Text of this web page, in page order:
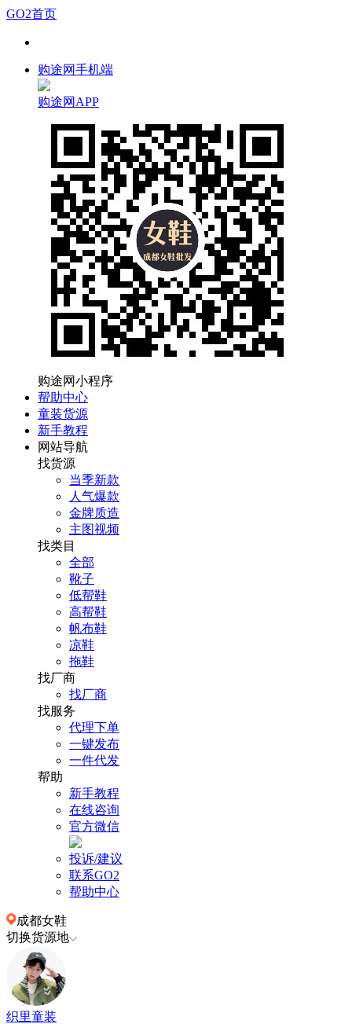
GO2首页
购途网手机端
购途网APP
购途网小程序
帮助中心
童装货源
新手教程
网站导航
找货源
当季新款
人气爆款
金牌质造
主图视频
找类目
全部
靴子
低帮鞋
高帮鞋
帆布鞋
凉鞋
拖鞋
找厂商
找厂商
找服务
代理下单
一键发布
一件代发
帮助
新手教程
在线咨询
官方微信
投诉/建议
联系GO2
帮助中心
成都女鞋
切换货源地
织里童装